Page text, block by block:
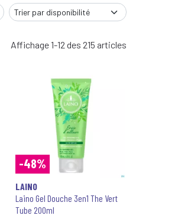
Affichage 1-12 des 215 articles
-48%
LAINO
Laino Gel Douche 3en1 The Vert
Tube 200ml